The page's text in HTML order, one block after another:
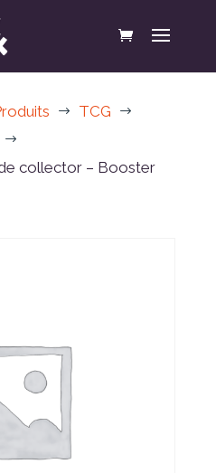
$ TCG $
$
collector – Booster